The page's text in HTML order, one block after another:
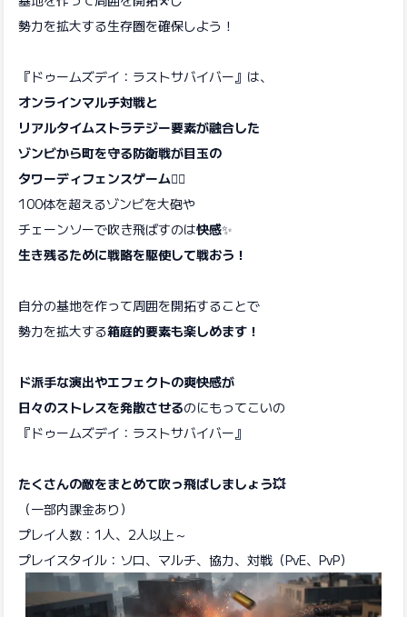
勢力を拡大する生存圏を確保しよう！
『ドゥームズデイ：ラストサバイバー』は、
オンラインマルチ対戦と
リアルタイムストラテジー要素が融合した
ゾンビから町を守る防衛戦が目玉の
タワーディフェンスゲーム🧟‍♂️
100体を超えるゾンビを大砲や
チェーンソーで吹き飛ばすのは快感✨
生き残るために戦略を駆使して戦おう！
自分の基地を作って周囲を開拓することで
勢力を拡大する箱庭的要素も楽しめます！
ド派手な演出やエフェクトの爽快感が
日々のストレスを発散させるのにもってこいの
『ドゥームズデイ：ラストサバイバー』
たくさんの敵をまとめて吹っ飛ばしましょう💥
（一部内課金あり）
プレイ人数：1人、2人以上～
プレイスタイル：ソロ、マルチ、協力、対戦（PvE、PvP）